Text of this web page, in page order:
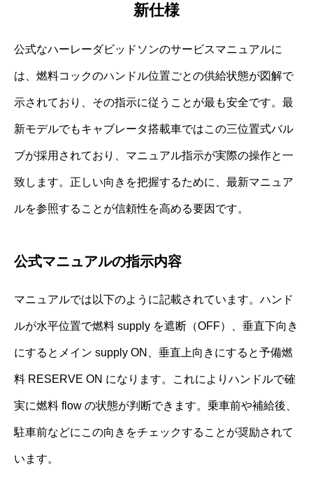
新仕様
公式なハーレーダビッドソンのサービスマニュアルに
は、燃料コックのハンドル位置ごとの供給状態が図解で
示されており、その指示に従うことが最も安全です。最
新モデルでもキャブレータ搭載車ではこの三位置式バル
ブが採用されており、マニュアル指示が実際の操作と一
致します。正しい向きを把握するために、最新マニュア
ルを参照することが信頼性を高める要因です。
公式マニュアルの指示内容
マニュアルでは以下のように記載されています。ハンド
ルが水平位置で燃料 supply を遮断（OFF）、垂直下向き
にするとメイン supply ON、垂直上向きにすると予備燃
料 RESERVE ON になります。これによりハンドルで確
実に燃料 flow の状態が判断できます。乗車前や補給後、
駐車前などにこの向きをチェックすることが奨励されて
います。